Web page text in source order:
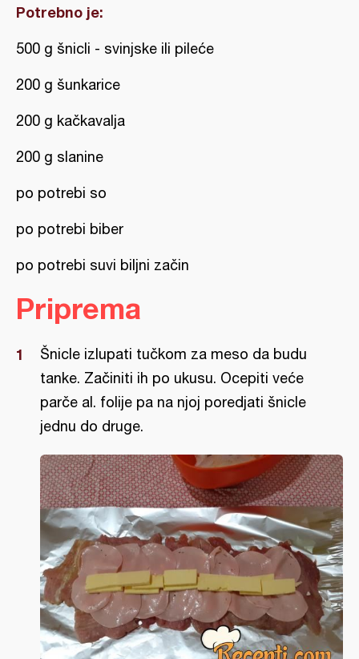
Potrebno je:
500 g šnicli - svinjske ili pileće
200 g šunkarice
200 g kačkavalja
200 g slanine
po potrebi so
po potrebi biber
po potrebi suvi biljni začin
Priprema
Šnicle izlupati tučkom za meso da budu
tanke. Začiniti ih po ukusu. Ocepiti veće
parče al. folije pa na njoj poredjati šnicle
jednu do druge.